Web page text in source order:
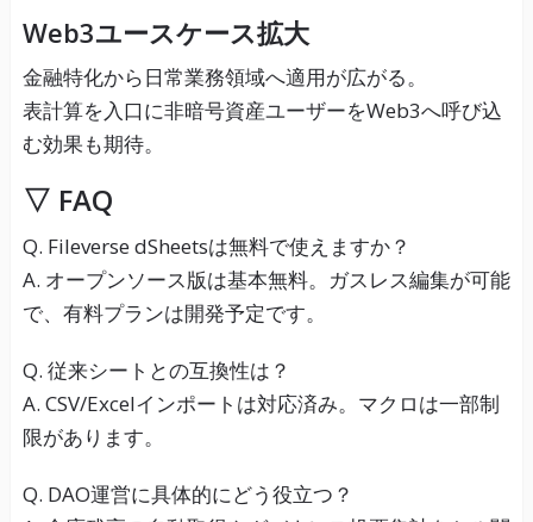
金融特化から日常業務領域へ適用が広がる。
表計算を入口に非暗号資産ユーザーをWeb3へ呼び込
む効果も期待。
Q. Fileverse dSheetsは無料で使えますか？
A. オープンソース版は基本無料。ガスレス編集が可能
で、有料プランは開発予定です。
A. CSV/Excelインポートは対応済み。マクロは一部制
限があります。
A. 金庫残高の自動取得やガバナンス投票集計をセル関